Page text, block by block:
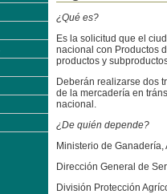
¿Qué es?
Es la solicitud que el
nacional con Productos
productos y
Deberán realizarse dos
de la mercadería en
nacional.
¿De quién depende?
Ministerio de
Dirección General de
División Protección